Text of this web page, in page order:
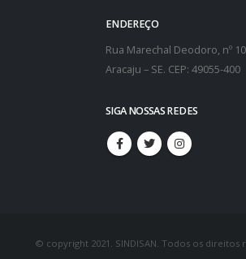
ENDEREÇO
Rua Marechal Deodoro, nº
Aracaju – SE. CEP: 49055-400
SIGA NOSSAS REDES
© copyright 2021. SINDISAN. Todos os direitos